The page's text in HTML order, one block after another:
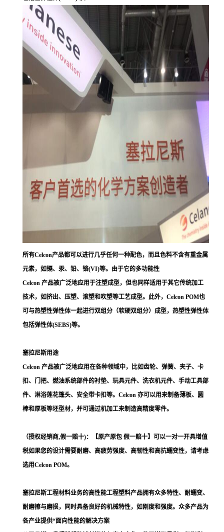
所有Celcon产品都可以进行几乎任何一种配色，而且色料不含有重金属
元素，如镉、汞、铅、铬(VI)等。由于它的多功能性
Celcon 产品被广泛地应用于注塑成型，但也同样适用于其它传统加工
技术，如挤出、压塑、滚塑和吹塑等工艺成型。此外，Celcon POM也
可与热塑性弹性体一起进行双组分（软硬双组分）成型，热塑性弹性体
包括弹性体(SEBS)等。
塞拉尼斯用途
Celcon 产品被广泛地应用在各种领域中，比如齿轮、弹簧、夹子、卡
扣、门把、燃油系统部件的衬垫、玩具元件、洗衣机元件、手动工具部
件、淋浴莲花篷头、安全带卡扣等。Celcon 亦可以用来制备薄板、圆
棒和厚板等坯型材，并可通过机加工来制造高精度零件。
（授权经销商,假一赔十)：【原产原包 假一赔十】可以一对一开具增值
税如果您的设计需要耐磨、高疲劳强度、高韧性和高抗蠕变性，请考虑
选用Celcon POM。
塞拉尼斯工程材料业务的高性能工程塑料产品拥有众多特性、耐蠕变、
耐磨擦与磨损，同时具备良好的机械特性，如刚度和强度。众多产品为
各产业提供“面向性能的解决方案